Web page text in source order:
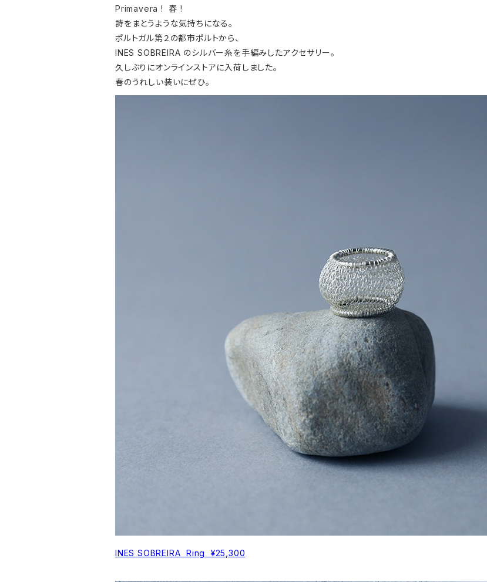
Primavera ! 春 !
詩をまとうような気持ちになる。
ポルトガル第２の都市ポルトから、
INES SOBREIRA のシルバー糸を手編みしたアクセサリー。
久しぶりにオンラインストアに入荷しました。
春のうれしい装いにぜひ。
INES SOBREIRA Ring ¥25,300